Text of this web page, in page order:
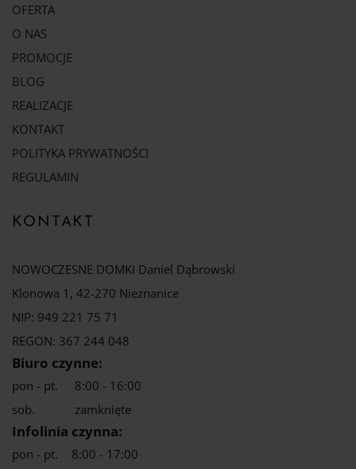
OFERTA
O NAS
PROMOCJE
BLOG
REALIZACJE
KONTAKT
POLITYKA PRYWATNOŚCI
REGULAMIN
KONTAKT
NOWOCZESNE DOMKI Daniel Dąbrowski
Klonowa 1, 42-270 Nieznanice
NIP: 949 221 75 71
REGON: 367 244 048
Biuro czynne:
pon - pt.
8:00 - 16:00
sob.
zamknięte
Infolinia czynna:
pon - pt. 8:00 - 17:00